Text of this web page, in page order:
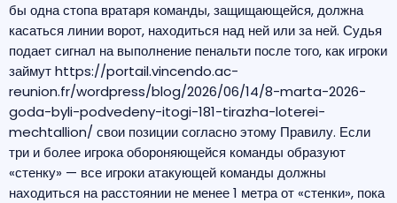
бы одна стопа вратаря команды, защищающейся, должна
касаться линии ворот, находиться над ней или за ней. Судья
подает сигнал на выполнение пенальти после того, как игроки
займутhttps://portail.vincendo.ac-
reunion.fr/wordpress/blog/2026/06/14/8-marta-2026-
goda-byli-podvedeny-itogi-181-tirazha-loterei-
mechtallion/ свои позиции согласно этому Правилу. Если
три и более игрока обороняющейся команды образуют
«стенку» — все игроки атакующей команды должны
находиться на расстоянии не менее 1 метра от «стенки», пока